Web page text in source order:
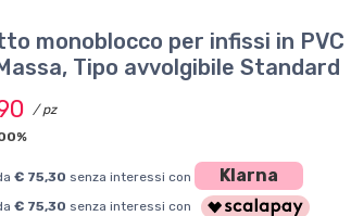
monoblocco per infissi in
Tipo avvolgibile Standard
/ pz
€ 75,30 senza interessi con Klarna
€ 75,30 senza interessi con